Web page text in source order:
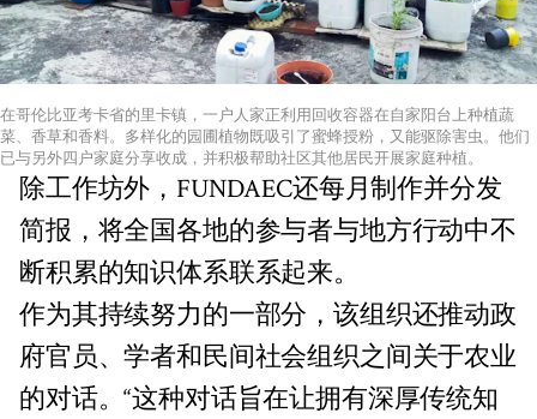
在哥伦比亚考卡省的里卡镇，一户人家正利用回收容器在自家阳台上种植蔬
菜、香草和香料。多样化的园圃植物既吸引了蜜蜂授粉，又能驱除害虫。他们
已与另外四户家庭分享收成，并积极帮助社区其他居民开展家庭种植。
除工作坊外，FUNDAEC还每月制作并分发
简报，将全国各地的参与者与地方行动中不
断积累的知识体系联系起来。
作为其持续努力的一部分，该组织还推动政
府官员、学者和民间社会组织之间关于农业
的对话。“这种对话旨在让拥有深厚传统知